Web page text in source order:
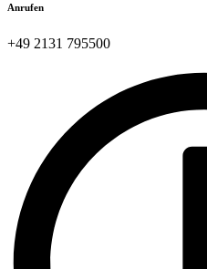
Anrufen
+49 2131 795500​